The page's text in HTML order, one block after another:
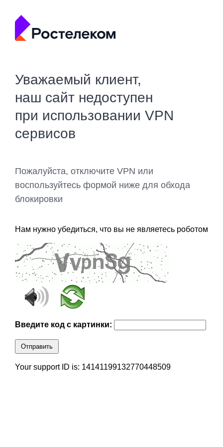
Уважаемый клиент,
наш сайт недоступен
при использовании VPN
сервисов
Пожалуйста, отключите VPN или
воспользуйтесь формой ниже для обхода
блокировки
Нам нужно убедиться, что вы не являетесь роботом
Введите код с картинки:
Отправить
Your support ID is: 14141199132770448509